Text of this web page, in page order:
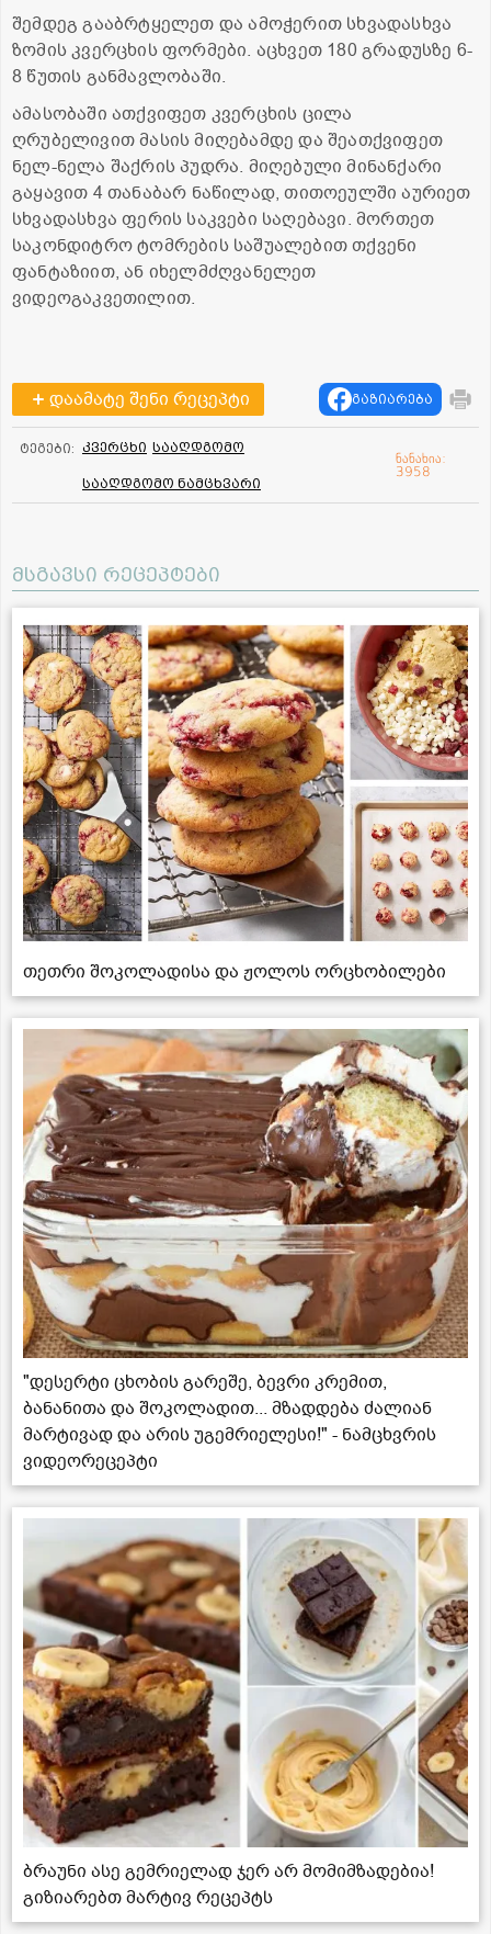
შემდეგ გააბრტყელეთ და ამოჭერით სხვადასხვა
ზომის კვერცხის ფორმები. აცხვეთ 180 გრადუსზე 6-
8 წუთის განმავლობაში.
ამასობაში ათქვიფეთ კვერცხის ცილა
ღრუბელივით მასის მიღებამდე და შეათქვიფეთ
ნელ-ნელა შაქრის პუდრა. მიღებული მინანქარი
გაყავით 4 თანაბარ ნაწილად, თითოეულში აურიეთ
სხვადასხვა ფერის საკვები საღებავი. მორთეთ
საკონდიტრო ტომრების საშუალებით თქვენი
ფანტაზიით, ან იხელმძღვანელეთ
ვიდეოგაკვეთილით.
დაამატე შენი რეცეპტი გაზიარება
ტეგები: კვერცხი სააღდგომო
სააღდგომო ნამცხვარი
ნანახია:
3958
მსგავსი რეცეპტები
თეთრი შოკოლადისა და ჟოლოს ორცხობილები
"დესერტი ცხობის გარეშე, ბევრი კრემით,
ბანანითა და შოკოლადით... მზადდება ძალიან
მარტივად და არის უგემრიელესი!" - ნამცხვრის
ვიდეორეცეპტი
ბრაუნი ასე გემრიელად ჯერ არ მომიმზადებია!
გიზიარებთ მარტივ რეცეპტს